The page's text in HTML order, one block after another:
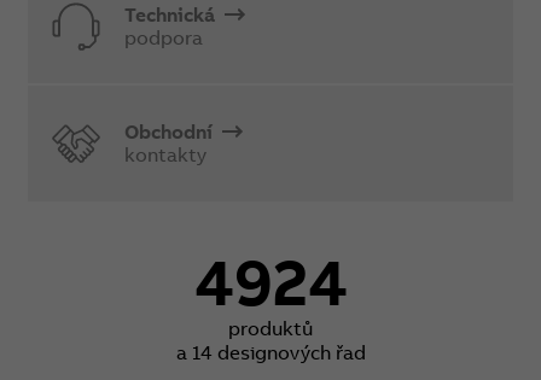
Technická
podpora
Obchodní
kontakty
4924
produktů
a 14 designových řad